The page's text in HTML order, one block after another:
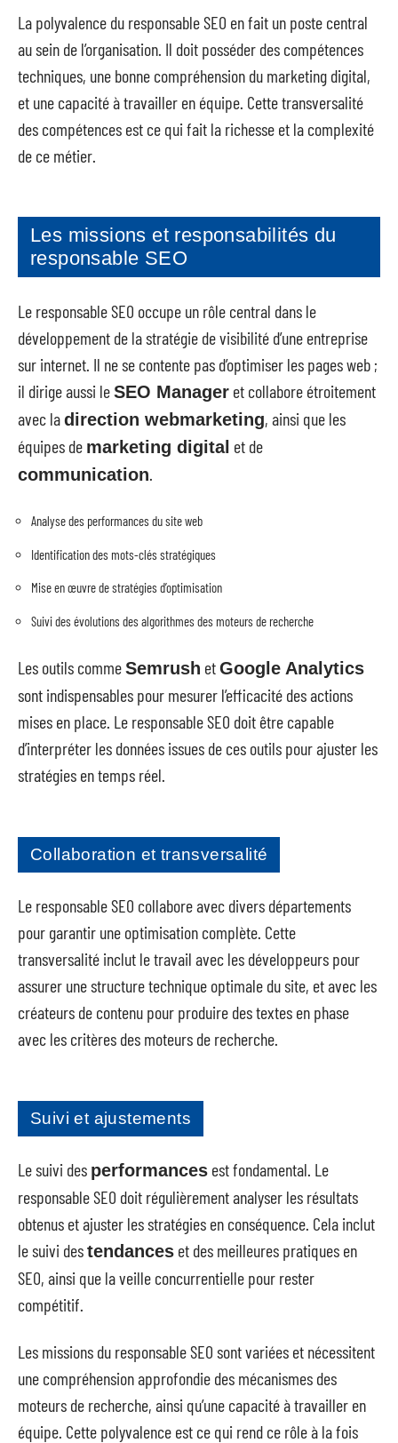
La polyvalence du responsable SEO en fait un poste central
au sein de l’organisation. Il doit posséder des compétences
techniques, une bonne compréhension du marketing digital,
et une capacité à travailler en équipe. Cette transversalité
des compétences est ce qui fait la richesse et la complexité
de ce métier.
Les missions et responsabilités du
responsable SEO
Le responsable SEO occupe un rôle central dans le
développement de la stratégie de visibilité d’une entreprise
sur internet. Il ne se contente pas d’optimiser les pages web ;
il dirige aussi leSEO Manager et collabore étroitement
avec ladirection webmarketing, ainsi que les
équipes de marketing digital et de
communication
Analyse des performances du site web
Identification des mots-clés stratégiques
Mise en œuvre de stratégies d’optimisation
Suivi des évolutions des algorithmes des moteurs de recherche
Les outils commeSemrush etGoogle Analytics
sont indispensables pour mesurer l’efficacité des actions
mises en place. Le responsable SEO doit être capable
d’interpréter les données issues de ces outils pour ajuster les
stratégies en temps réel.
Collaboration et transversalité
Le responsable SEO collabore avec divers départements
pour garantir une optimisation complète. Cette
transversalité inclut le travail avec les développeurs pour
assurer une structure technique optimale du site, et avec les
créateurs de contenu pour produire des textes en phase
avec les critères des moteurs de recherche.
Suivi et ajustements
Le suivi des performances est fondamental. Le
responsable SEO doit régulièrement analyser les résultats
obtenus et ajuster les stratégies en conséquence. Cela inclut
le suivi destendances et des meilleures pratiques en
SEO, ainsi que la veille concurrentielle pour rester
compétitif.
Les missions du responsable SEO sont variées et nécessitent
une compréhension approfondie des mécanismes des
moteurs de recherche, ainsi qu’une capacité à travailler en
équipe. Cette polyvalence est ce qui rend ce rôle à la fois